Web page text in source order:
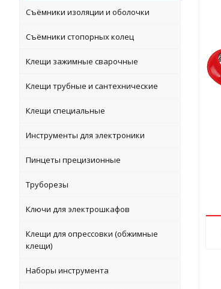
Съёмники изоляции и оболочки
Съёмники стопорных колец
Клещи зажимные сварочные
Клещи трубные и сантехнические
Клещи специальные
Инструменты для электроники
Пинцеты прецизионные
Труборезы
Ключи для электрошкафов
Клещи для опрессовки (обжимные
клещи)
Наборы инструмента